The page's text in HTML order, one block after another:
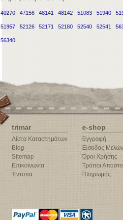
40270 47156 48141 48142 51083 51940
51957 52126 52171 52180 52540 52541
56340
trimar
Λίστα Καταστημάτων
Blog
Sitemap
Επικοινωνία
Έντυπα
e-shop
Εγγραφή
Είσοδος Μελών
Όροι Χρήσης
Τρόποι
Πληρωμής